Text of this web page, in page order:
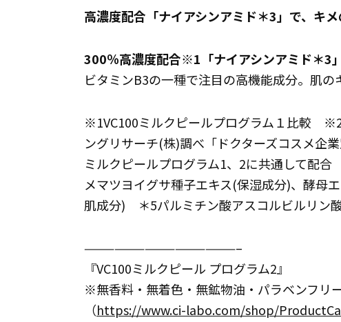
高濃度配合「ナイアシンアミド＊3」で、キ
300％高濃度配合※1「ナイアシンアミド＊3」
ビタミンB3の一種で注目の高機能成分。肌の
※1VC100ミルクピールプログラム１比較
ングリサーチ(株)調べ「ドクターズコスメ
ミルクピールプログラム1、2に共通して配
メマツヨイグサ種子エキス(保湿成分)、酵
肌成分) ＊5パルミチン酸アスコルビルリン
———————————————–
『VC100ミルクピール プログラム2』
※無香料・無着色・無鉱物油・パラベンフリ
（https://www.ci-labo.com/shop/